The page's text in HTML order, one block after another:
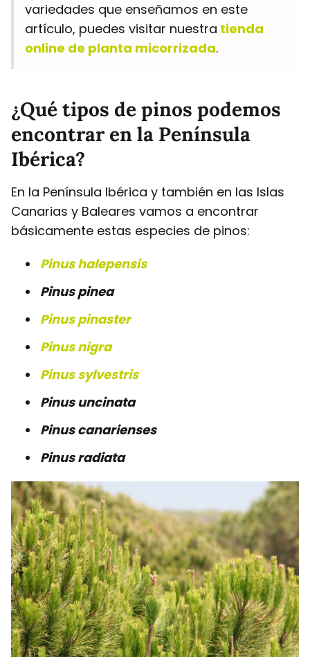
variedades que enseñamos en este
artículo, puedes visitar nuestra tienda
online de planta micorrizada.
¿Qué tipos de pinos podemos
encontrar en la Península
Ibérica?
En la Península Ibérica y también en las Islas
Canarias y Baleares vamos a encontrar
básicamente estas especies de pinos:
Pinus halepensis
Pinus pinea
Pinus pinaster
Pinus nigra
Pinus sylvestris
Pinus uncinata
Pinus canarienses
Pinus radiata